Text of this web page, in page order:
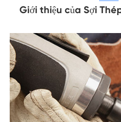
Giới thiệu của Sợi